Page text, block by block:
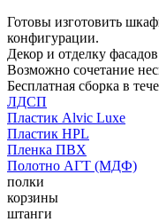
Готовы изготовить
конфигурации.
Декор и отделку
Возможно сочетание
Бесплатная сборка в
ЛДСП
Пластик Alvic Luxe
Пластик HPL
Пленка ПВХ
Полотно АГТ (МДФ)
полки
корзины
штанги